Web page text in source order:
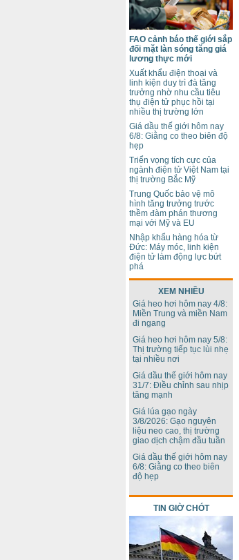
FAO cảnh báo thế giới sắp
đối mặt làn sóng tăng giá
lương thực mới
Xuất khẩu điện thoại và
linh kiện duy trì đà tăng
trưởng nhờ nhu cầu tiêu
thụ điện tử phục hồi tại
nhiều thị trường lớn
Giá dầu thế giới hôm nay
6/8: Giằng co theo biên độ
hẹp
Triển vọng tích cực của
ngành điện tử Việt Nam tại
thị trường Bắc Mỹ
Trung Quốc bảo vệ mô
hình tăng trưởng trước
thềm đàm phán thương
mại với Mỹ và EU
Nhập khẩu hàng hóa từ
Đức: Máy móc, linh kiện
điện tử làm động lực bứt
phá
XEM NHIỀU
Giá heo hơi hôm nay 4/8:
Miền Trung và miền Nam
đi ngang
Giá heo hơi hôm nay 5/8:
Thị trường tiếp tục lùi nhẹ
tại nhiều nơi
Giá dầu thế giới hôm nay
31/7: Điều chỉnh sau nhịp
tăng mạnh
Giá lúa gạo ngày
3/8/2026: Gạo nguyên
liệu neo cao, thị trường
giao dịch chậm đầu tuần
Giá dầu thế giới hôm nay
6/8: Giằng co theo biên
độ hẹp
TIN GIỜ CHÓT